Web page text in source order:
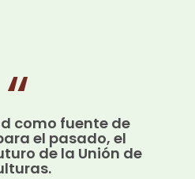
como fuente de
el pasado, el
de la Unión de